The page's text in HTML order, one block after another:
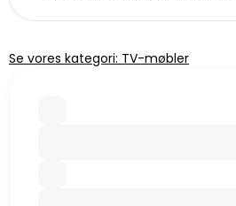
Se vores kategori: TV-møbler